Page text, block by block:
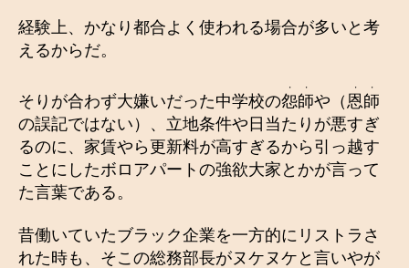
経験上、かなり都合よく使われる場合が多いと考
えるからだ。
そりが合わず大嫌いだった中学校の怨師
・・
や（ 恩師
・・
の誤記ではない）、立地条件や日当たりが悪すぎ
るのに、家賃やら更新料が高すぎるから引っ越す
ことにしたボロアパートの強欲大家とかが言って
た言葉である。
昔働いていたブラック企業を一方的にリストラさ
れた時も、そこの総務部長がヌケヌケと言いやが